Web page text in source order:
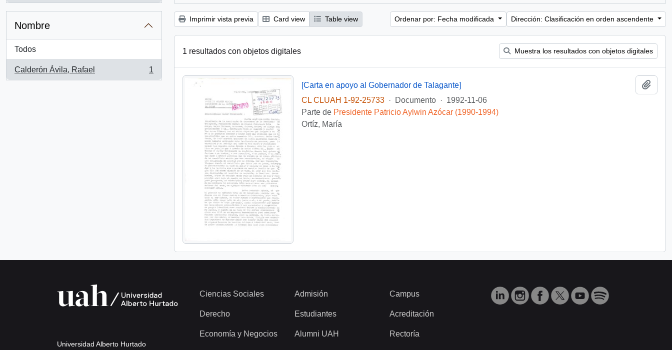
Nombre
Todos
Calderón Ávila, Rafael
, 1 resultados
1
Imprimir vista previa Card view Table view Ordenar por: Fecha modificada Dirección: Clasificación en orden ascendente
1 resultados con objetos digitales Muestra los resultados con objetos digitales
[Carta en apoyo al Gobernador de Talagante]
CL CLUAH 1-92-25733
· Documento · 1992-11-06
Parte de Presidente Patricio Aylwin Azócar (1990-1994)
Ortíz, María
Universidad Alberto Hurtado
Ciencias Sociales
Derecho
Economía y Negocios
Admisión
Estudiantes
Alumni UAH
Campus
Acreditación
Rectoría